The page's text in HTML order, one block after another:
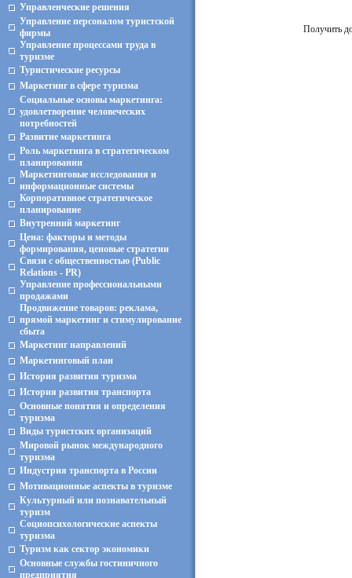
Управленческие решения
Управление персоналом туристской
фирмы
Управление процессами труда в
туризме
Туристические ресурсы
Маркетинг в сфере туризма
Социальные основы маркетинга:
удовлетворение человеческих
потребностей
Развитие маркетинга
Роль маркетинга в стратегическом
планировании
Маркетинговые исследования и
информационные системы
Корпоративное стратегическое
планирование
Внутренний маркетинг
Цена: факторы и методы
формирования, ценовые стратегии
Связи с общественностью (Public
Relations - PR)
Управление профессиональными
продажами
Продвижение товаров: реклама,
прямой маркетинг и стимулирование
сбыта
Маркетинг направлений
Маркетинговый план
История развития туризма
История развития транспорта
Основные понятия и определения
туризма
Виды туристских организаций
Мировой рынок международного
туризма
Индустрия транспорта в России
Мотивационные аспекты в туризме
Культурный или познавательный
туризм
Социопсихологические аспекты
туризма
Туризм как сектор экономики
Основные службы гостиничного
предприятия
Получить